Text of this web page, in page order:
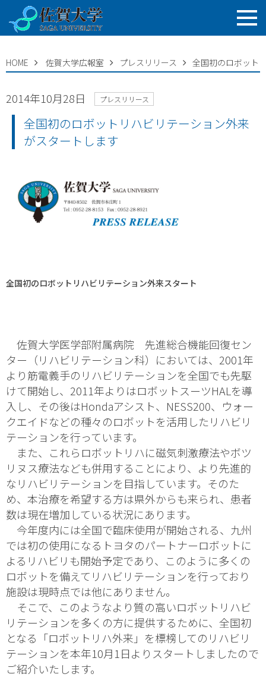
HOME 佐賀大学広報室 プレスリリース 全国初のロボット
2014年10月28日 プレスリリース
全国初のロボットリハビリテーション外来
がスタートします
全国初のロボットリハビリテーション外来スタート
佐賀大学医学部附属病院 先進総合機能回復セン
ター（リハビリテーション科）においては、2001年
より筋電義手のリハビリテーションを全国でも先駆
けて開始し、2011年よりはロボットスーツHALを導
入し、その後はHondaアシスト、NESS200、ウォー
クエイドなどの種々のロボットを活用したリハビリ
テーションを行っています。
また、これらロボットリハに磁気刺激療法やボツ
リヌス療法なども併用することにより、より先進的
なリハビリテーションを目指しています。そのた
め、本治療を希望する方は県外からも来られ、患者
数は現在増加している状況にあります。
今年度内には全国で臨床使用が開始される、九州
では初の使用になるトヨタのパートナーロボットに
よるリハビリも開始予定であり、このように多くの
ロボットを備えてリハビリテーションを行っており
施設は現時点では他にありません。
そこで、このようなより質の高いロボットリハビ
リテーションを多くの方に提供するために、全国初
となる「ロボットリハ外来」を標榜してのリハビリ
テーションを本年10月1日よりスタートしましたので
ご紹介いたします。